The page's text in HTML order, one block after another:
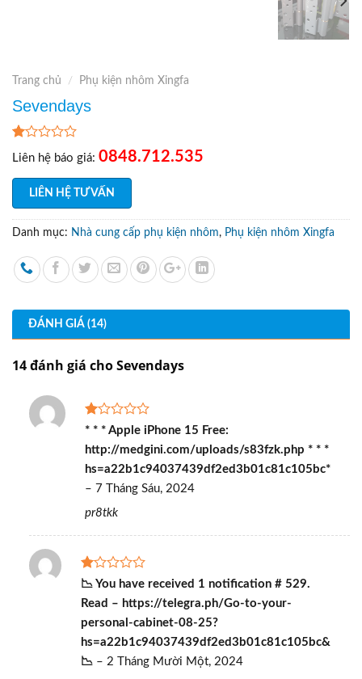
Trang chủ / Phụ kiện nhôm Xingfa
Sevendays
1.00
trên
5
dựa
14
giá
Liên hệ báo giá: 0848.712.535
LIÊN HỆ TƯ VẤN
Danh mục: Nhà cung cấp phụ kiện nhôm, Phụ kiện nhôm Xingfa
ĐÁNH GIÁ (14)
14 đánh giá choSevendays
Được
hạng
1
sao
* * * Apple iPhone 15 Free:
http://medgini.com/uploads/s83fzk.php * * *
hs=a22b1c94037439df2ed3b01c81c105bc*
– 7 Tháng Sáu, 2024
pr8tkk
Được
hạng
1
5
sao
📉 You have received 1 notification # 529.
Read – https://telegra.ph/Go-to-your-
personal-cabinet-08-25?
hs=a22b1c94037439df2ed3b01c81c105bc&
📉 – 2 Tháng Mười Một, 2024